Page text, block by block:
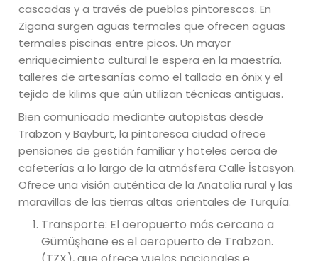
cascadas y a través de pueblos pintorescos. En
Zigana surgen aguas termales que ofrecen aguas
termales piscinas entre picos. Un mayor
enriquecimiento cultural le espera en la maestría.
talleres de artesanías como el tallado en ónix y el
tejido de kilims que aún utilizan técnicas antiguas.
Bien comunicado mediante autopistas desde
Trabzon y Bayburt, la pintoresca ciudad ofrece
pensiones de gestión familiar y hoteles cerca de
cafeterías a lo largo de la atmósfera Calle İstasyon.
Ofrece una visión auténtica de la Anatolia rural y las
maravillas de las tierras altas orientales de Turquía.
Transporte: El aeropuerto más cercano a
Gümüşhane es el aeropuerto de Trabzon.